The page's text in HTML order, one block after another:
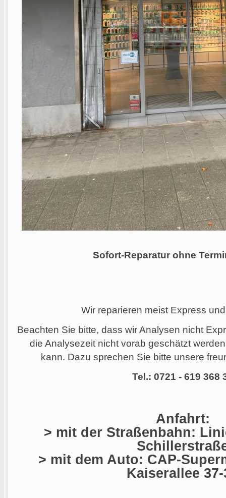
Sofort-Reparatur ohne
Wir reparieren meist Express
Beachten Sie bitte, dass wir Analysen nicht
die Analysezeit nicht vorab geschätzt
kann. Dazu sprechen Sie bitte unsere
Tel.: 0721 - 619 368
Anfahrt:
> mit der Straßenbahn:
> mit dem Auto: CAP-
Kaiserallee 37-